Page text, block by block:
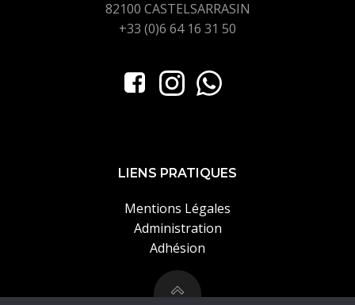
82100 CASTELSARRASIN
+33 (0)6 64 16 31 50
LIENS PRATIQUES
Mentions Légales
Administration
Adhésion